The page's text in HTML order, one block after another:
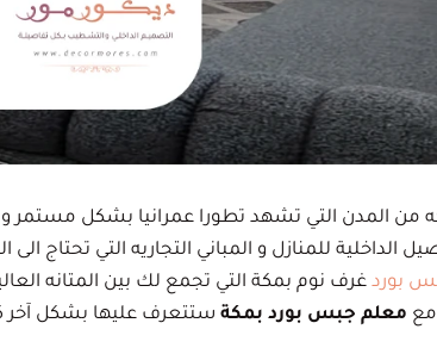
من المدن التي تشهد تطورا عمرانيا بشكل مستمر و
الداخلية للمنازل و المباني التجاريه التي
بورد غرف نوم بمكة التي تجمع لك بين المتانه
مع معلم جبس بورد بمكة ستتعرف عليها بشكل آخر